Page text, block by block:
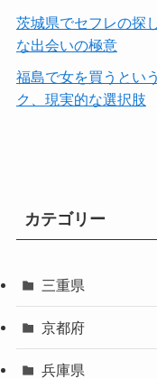
茨城県でセフレの探
な出会いの極意
福島で女を買うとい
ク、現実的な選択肢
カテゴリー
三重県
京都府
兵庫県